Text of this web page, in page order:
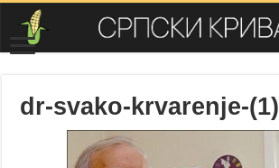
dr-svako-krvarenje-(1)